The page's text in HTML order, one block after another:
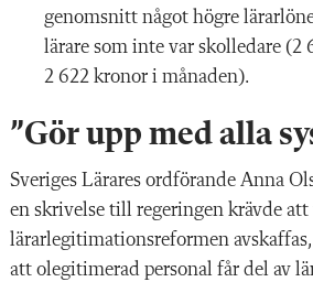
genomsnitt något högre
lärare som inte var skolledare (2
2 622 kronor i månaden).
”Gör upp med alla
Sveriges Lärares ordförande Anna
en skrivelse till regeringen krävde
lärarlegitimationsreformen
att olegitimerad personal får del av